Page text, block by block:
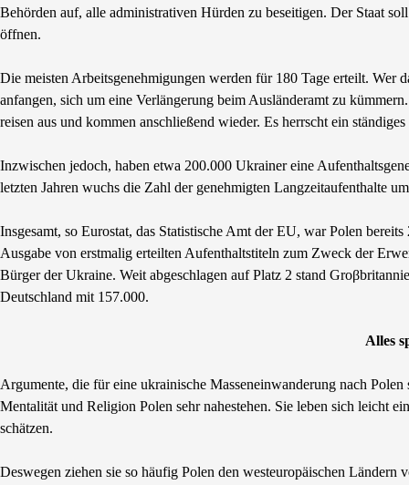
Behörden auf, alle administrativen Hürden zu beseitigen. Der Staat
öffnen.
Die meisten Arbeitsgenehmigungen werden für 180 Tage erteilt. Wer
anfangen, sich um eine Verlängerung beim Ausländeramt zu
reisen aus und kommen anschließend wieder. Es herrscht ein
Inzwischen jedoch, haben etwa 200.000 Ukrainer eine
letzten Jahren wuchs die Zahl der genehmigten Langzeitaufenthalte
Insgesamt, so Eurostat, das Statistische Amt der EU, war Polen
Ausgabe von erstmalig erteilten Aufenthaltstiteln zum Zweck der
Bürger der Ukraine. Weit abgeschlagen auf Platz 2 stand
Deutschland mit 157.000.
Alles
Argumente, die für eine ukrainische Masseneinwanderung nach
Mentalität und Religion Polen sehr nahestehen. Sie leben sich leicht
schätzen.
Deswegen ziehen sie so häufig Polen den westeuropäischen